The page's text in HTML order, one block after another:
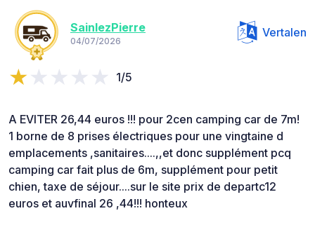
SainlezPierre
04/07/2026
Vertalen
1/5
A EVITER 26,44 euros !!! pour 2cen camping car de 7m!
1 borne de 8 prises électriques pour une vingtaine d
emplacements ,sanitaires....,,et donc supplément pcq
camping car fait plus de 6m, supplément pour petit
chien, taxe de séjour....sur le site prix de departc12
euros et auvfinal 26 ,44!!! honteux